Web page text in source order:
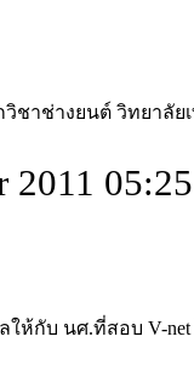
ชาช่างยนต์ วิทยาลั
2011 05:25
ห้กับ นศ.ที่สอบ V-